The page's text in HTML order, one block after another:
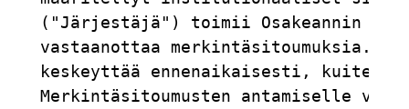
("Järjestäjä") toimii Osakeannin
vastaanottaa merkintäsitoumuksia.
keskeyttää ennenaikaisesti,
Merkintäsitoumusten antamiselle